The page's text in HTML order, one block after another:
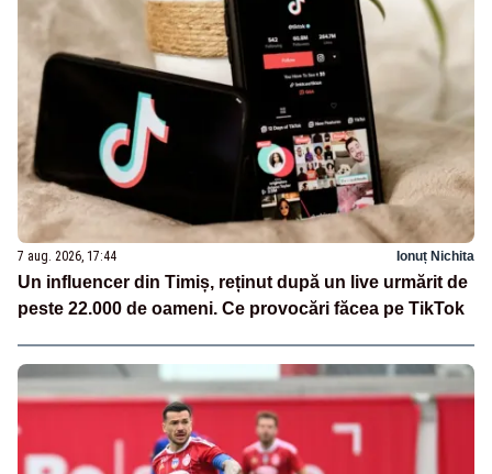
7 aug. 2026, 17:44 Ionuț Nichita
Un influencer din Timiș, reținut după un live urmărit de
peste 22.000 de oameni. Ce provocări făcea pe TikTok